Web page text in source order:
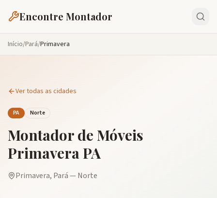
Encontre Montador
Início/Pará/Primavera
Ver todas as cidades
PA Norte
Montador de Móveis
PrimaveraPA
Primavera, Pará— Norte